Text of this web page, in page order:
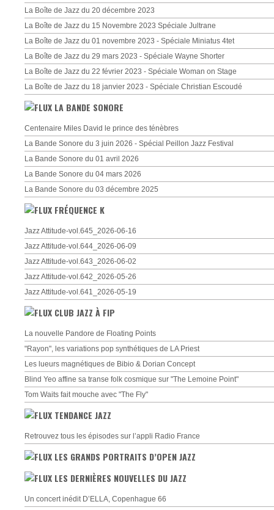
La Boîte de Jazz du 20 décembre 2023
La Boîte de Jazz du 15 Novembre 2023 Spéciale Jultrane
La Boîte de Jazz du 01 novembre 2023 - Spéciale Miniatus 4tet
La Boîte de Jazz du 29 mars 2023 - Spéciale Wayne Shorter
La Boîte de Jazz du 22 février 2023 - Spéciale Woman on Stage
La Boîte de Jazz du 18 janvier 2023 - Spéciale Christian Escoudé
LA BANDE SONORE
Centenaire Miles David le prince des ténèbres
La Bande Sonore du 3 juin 2026 - Spécial Peillon Jazz Festival
La Bande Sonore du 01 avril 2026
La Bande Sonore du 04 mars 2026
La Bande Sonore du 03 décembre 2025
FRÉQUENCE K
Jazz Attitude-vol.645_2026-06-16
Jazz Attitude-vol.644_2026-06-09
Jazz Attitude-vol.643_2026-06-02
Jazz Attitude-vol.642_2026-05-26
Jazz Attitude-vol.641_2026-05-19
CLUB JAZZ À FIP
La nouvelle Pandore de Floating Points
"Rayon", les variations pop synthétiques de LA Priest
Les lueurs magnétiques de Bibio & Dorian Concept
Blind Yeo affine sa transe folk cosmique sur "The Lemoine Point"
Tom Waits fait mouche avec "The Fly"
TENDANCE JAZZ
Retrouvez tous les épisodes sur l’appli Radio France
LES GRANDS PORTRAITS D’OPEN JAZZ
LES DERNIÈRES NOUVELLES DU JAZZ
Un concert inédit D’ELLA, Copenhague 66